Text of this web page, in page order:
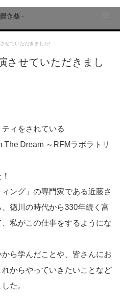
せていただきました!
させていただきまし
ィをされている
Dream ～RFMラボラトリ
ィング」の専門家である近藤さ
徳川の時代から330年続く富
私がこの仕事をするようにな
ら学んだことや、皆さんにお
からやっていきたいことなど
た。